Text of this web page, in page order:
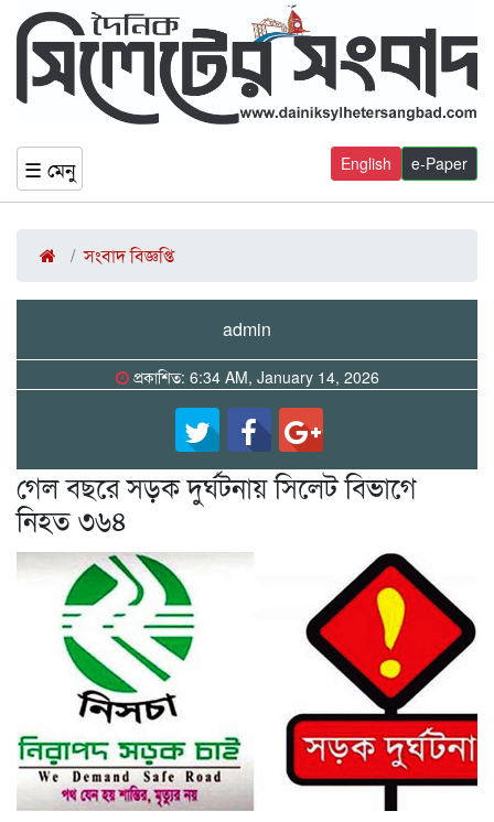
☰ মেনু e-Paper
English
সংবাদ বিজ্ঞপ্তি
admin
প্রকাশিত: 6:34 AM, January 14, 2026
গেল বছরে সড়ক দুর্ঘটনায় সিলেট বিভাগে
নিহত ৩৬৪